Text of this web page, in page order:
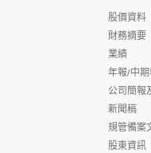
股價資料
財務摘要
業績
年報/中期
公司簡報
新聞稿
規管備案
股東資訊